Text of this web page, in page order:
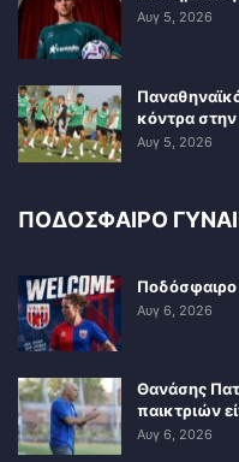
Αυγ 5, 2026
κόντρα
Αυγ 5, 2026
ΠΟΔΟΣΦΑΙΡΟ
Ποδόσφαιρο
Αυγ 6, 2026
Θανάσης
παικτριών
Αυγ 6, 2026